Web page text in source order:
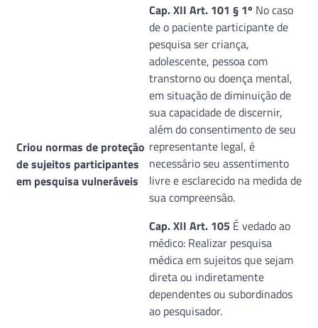
Criou normas de proteção
de sujeitos participantes
em pesquisa vulneráveis
Cap. XII Art. 101 § 1º No caso
de o paciente participante de
pesquisa ser criança,
adolescente, pessoa com
transtorno ou doença mental,
em situação de diminuição de
sua capacidade de discernir,
além do consentimento de seu
representante legal, é
necessário seu assentimento
livre e esclarecido na medida de
sua compreensão.
Cap. XII Art. 105 É vedado ao
médico: Realizar pesquisa
médica em sujeitos que sejam
direta ou indiretamente
dependentes ou subordinados
ao pesquisador.